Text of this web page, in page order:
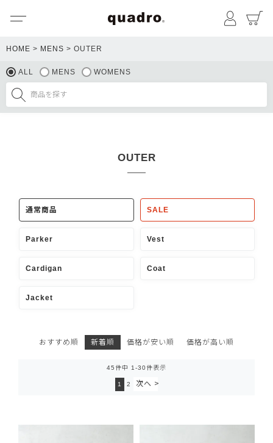
マイペ
HOME MENS OUTER
ALL MENS WOMENS
OUTER
通常商品 SALE
Parker Vest
Cardigan Coat
Jacket
おすすめ順 新着順 価格が安い順 価格が高い順
45件中 1 -30件表示
1 2